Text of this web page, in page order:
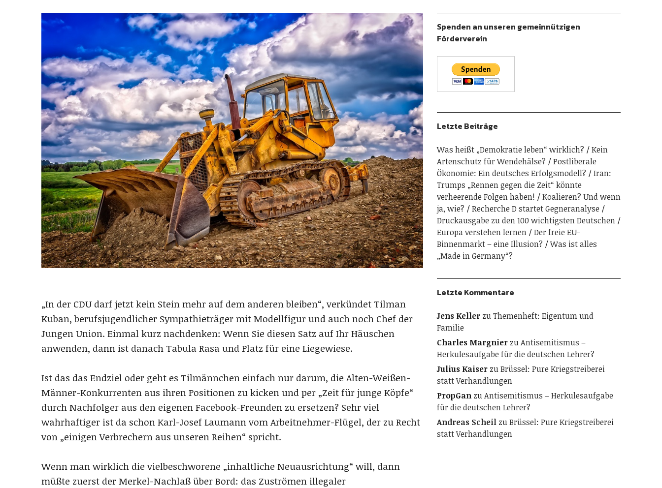
„In der CDU darf jetzt kein Stein mehr auf dem anderen bleiben“, verkündet Tilman
Kuban, berufsjugendlicher Sympathieträger mit Modellfigur und auch noch Chef der
Jungen Union. Einmal kurz nachdenken: Wenn Sie diesen Satz auf Ihr Häuschen
anwenden, dann ist danach Tabula Rasa und Platz für eine Liegewiese.
Ist das das Endziel oder geht es Tilmännchen einfach nur darum, die Alten-Weißen-
Männer-Konkurrenten aus ihren Positionen zu kicken und per „Zeit für junge Köpfe“
durch Nachfolger aus den eigenen Facebook-Freunden zu ersetzen? Sehr viel
wahrhaftiger ist da schon Karl-Josef Laumann vom Arbeitnehmer-Flügel, der zu Recht
von „einigen Verbrechern aus unseren Reihen“ spricht.
Wenn man wirklich die vielbeschworene „inhaltliche Neuausrichtung“ will, dann
müßte zuerst der Merkel-Nachlaß über Bord: das Zuströmen illegaler
Spenden an unseren gemeinnützigen
Förderverein
Letzte Beiträge
Was heißt „Demokratie leben“ wirklich?
Kein
Artenschutz für Wendehälse?
Postliberale
Ökonomie: Ein deutsches Erfolgsmodell?
Iran:
Trumps „Rennen gegen die Zeit“ könnte
verheerende Folgen haben!
Koalieren? Und wenn
ja, wie?
Recherche D startet Gegneranalyse
Druckausgabe zu den 100 wichtigsten Deutschen
Europa verstehen lernen
Der freie EU-
Binnenmarkt – eine Illusion?
Was ist alles
„Made in Germany“?
Letzte Kommentare
Jens KellerzuThemenheft: Eigentum und
Familie
Charles MargnierzuAntisemitismus –
Herkulesaufgabe für die deutschen Lehrer?
Julius KaiserzuBrüssel: Pure Kriegstreiberei
statt Verhandlungen
PropGanzuAntisemitismus – Herkulesaufgabe
für die deutschen Lehrer?
Andreas ScheilzuBrüssel: Pure Kriegstreiberei
statt Verhandlungen